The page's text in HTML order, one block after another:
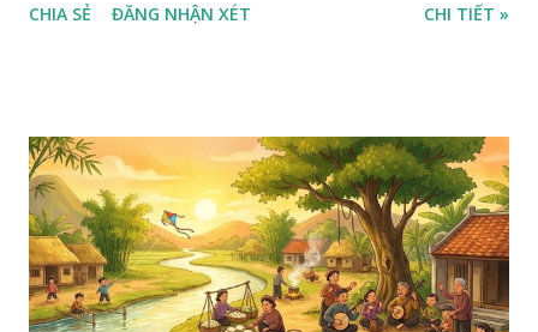
CHIA SẺ ĐĂNG NHẬN XÉT CHI TIẾT »